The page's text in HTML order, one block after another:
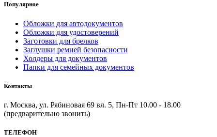
Популярное
Обложки для автодокументов
Обложки для удостоверений
Заготовки для брелков
Заглушки ремней безопасности
Холдеры для документов
Папки для семейных документов
Контакты
г. Москва, ул. Рябиновая 69 вл. 5, Пн-Пт 10.00 - 18.00
(предварительно звонить)
ТЕЛЕФОН